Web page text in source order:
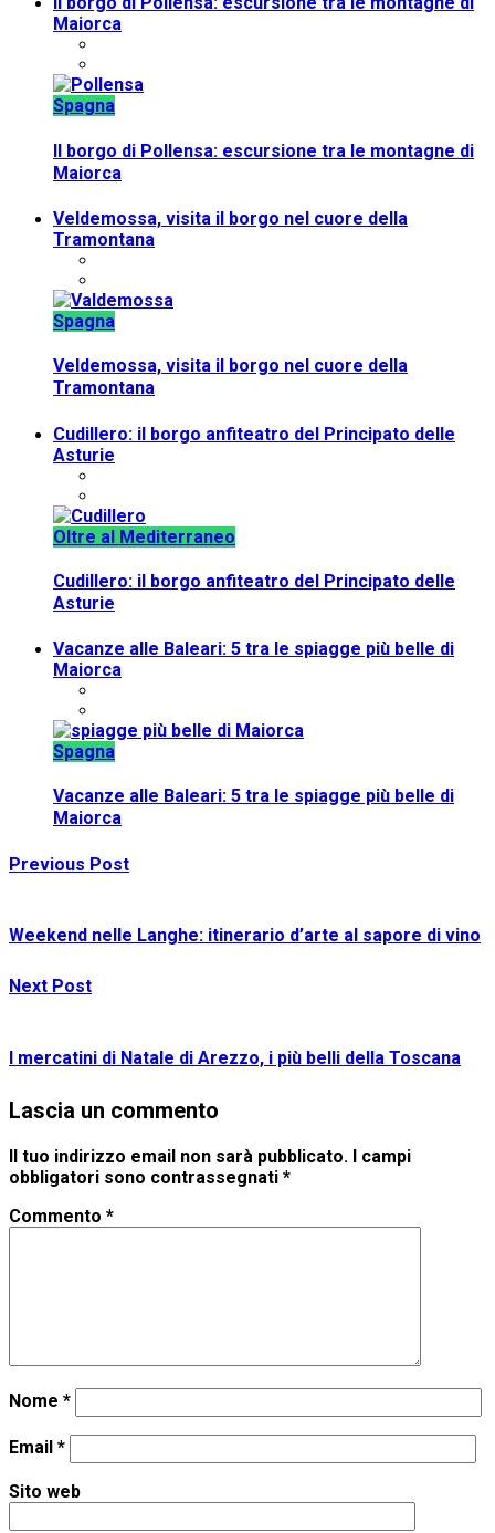
Maiorca
Spagna
Il borgo di Pollensa: escursione tra le montagne di
Maiorca
Veldemossa, visita il borgo nel cuore della
Tramontana
Spagna
Veldemossa, visita il borgo nel cuore della
Tramontana
Cudillero: il borgo anfiteatro del Principato delle
Asturie
Oltre al Mediterraneo
Cudillero: il borgo anfiteatro del Principato delle
Asturie
Vacanze alle Baleari: 5 tra le spiagge più belle di
Maiorca
Spagna
Vacanze alle Baleari: 5 tra le spiagge più belle di
Maiorca
Previous Post
Weekend nelle Langhe: itinerario d’arte al sapore di vino
Next Post
I mercatini di Natale di Arezzo, i più belli della Toscana
Lascia un commento
Il tuo indirizzo email non sarà pubblicato.
I campi
obbligatori sono contrassegnati *
Commento *
Nome *
Email *
Sito web